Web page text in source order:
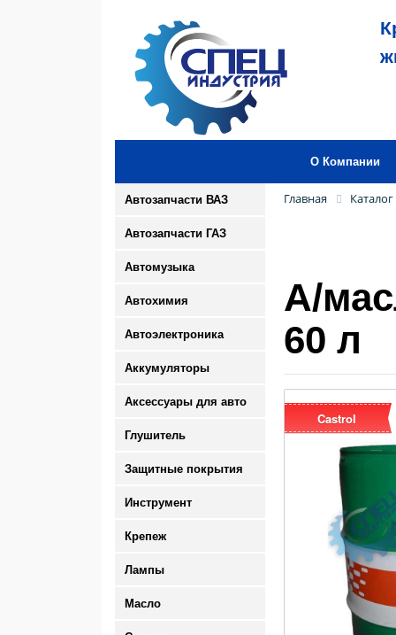
О Компании
Автозапчасти ВАЗ
Автозапчасти ГАЗ
Автомузыка
Автохимия
Автоэлектроника
Аккумуляторы
Аксессуары для авто
Глушитель
Защитные покрытия
Инструмент
Крепеж
Лампы
Масло
Главная Каталог
А/
60 л
Castrol